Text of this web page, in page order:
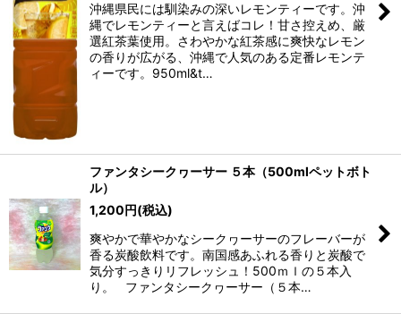
沖縄県民には馴染みの深いレモンティーです。沖
縄でレモンティーと言えばコレ！甘さ控えめ、厳
選紅茶葉使用。さわやかな紅茶感に爽快なレモン
の香りが広がる、沖縄で人気のある定番レモンテ
ィーです。950ml&t…
ファンタシークヮーサー ５本（500mlペットボト
ル）
1,200 円(税込)
爽やかで華やかなシークヮーサーのフレーバーが
香る炭酸飲料です。南国感あふれる香りと炭酸で
気分すっきりリフレッシュ！500ｍｌの５本入
り。 ファンタシークヮーサー（５本…